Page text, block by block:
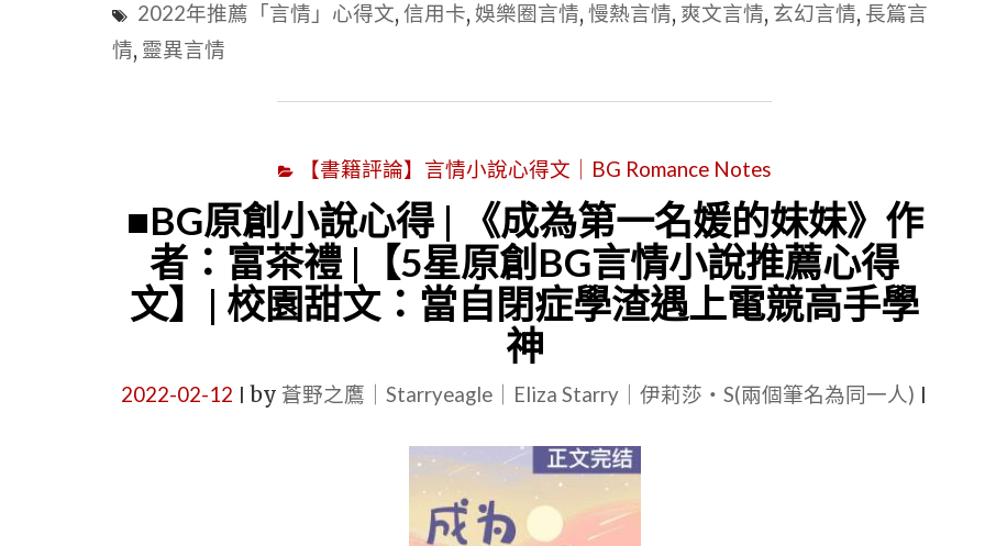
創
說
得
|
《仙
凡
娛
公
2022年推薦「言情」心得文, 信用卡, 娛樂圈言情, 慢熱言情, 爽文言情, 玄幻言情, 長篇言
情, 靈異言情
【書籍評論】言情小說心得文｜BG Romance Notes
■BG原創小說心得 | 《成為第一名媛的妹妹》作
者：富茶禮 |【5星原創BG言情小說推薦心得
文】| 校園甜文：當自閉症學渣遇上電競高手學
神
2022-02-12 by 蒼野之鷹｜Starryeagle｜Eliza Starry｜伊莉莎・S(兩個筆名為同一人)